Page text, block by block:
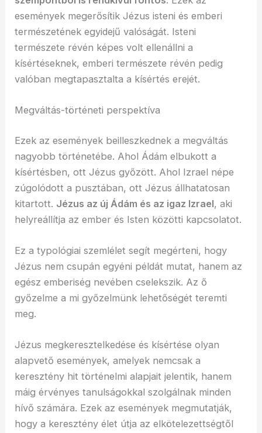
események megerősítik Jézus isteni és emberi
természetének egyidejű valóságát. Isteni
természete révén képes volt ellenállni a
kísértéseknek, emberi természete révén pedig
valóban megtapasztalta a kísértés erejét.
Megváltás-történeti perspektíva
Ezek az események beilleszkednek a megváltás
nagyobb történetébe. Ahol Ádám elbukott a
kísértésben, ott Jézus győzött. Ahol Izrael népe
zúgolódott a pusztában, ott Jézus állhatatosan
kitartott. Jézus az új Ádám és az igaz Izrael, aki
helyreállítja az ember és Isten közötti kapcsolatot.
Ez a typológiai szemlélet segít megérteni, hogy
Jézus nem csupán egyéni példát mutat, hanem az
egész emberiség nevében cselekszik. Az ő
győzelme a mi győzelmünk lehetőségét teremti
meg.
Jézus megkeresztelkedése és kísértése olyan
alapvető események, amelyek nemcsak a
keresztény hit történelmi alapjait jelentik, hanem
máig érvényes tanulságokkal szolgálnak minden
hívő számára. Ezek az események megmutatják,
hogy a keresztény élet útja az elkötelezettségtől